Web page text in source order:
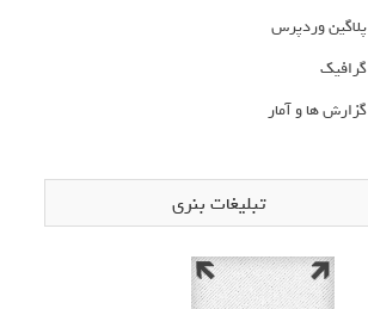
پلاگین وردپرس
گرافیک
گزارش ها و آمار
تبلیغات بنری